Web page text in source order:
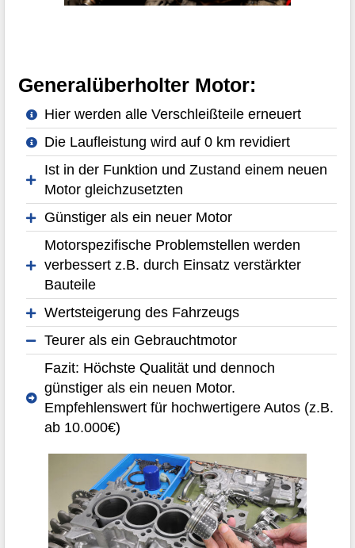
Generalüberholter Motor:
Hier werden alle Verschleißteile erneuert
Die Laufleistung wird auf 0 km revidiert
Ist in der Funktion und Zustand einem neuen
Motor gleichzusetzten
Günstiger als ein neuer Motor
Motorspezifische Problemstellen werden
verbessert z.B. durch Einsatz verstärkter
Bauteile
Wertsteigerung des Fahrzeugs
Teurer als ein Gebrauchtmotor
Fazit: Höchste Qualität und dennoch
günstiger als ein neuen Motor.
Empfehlenswert für hochwertigere Autos (z.B.
ab 10.000€)